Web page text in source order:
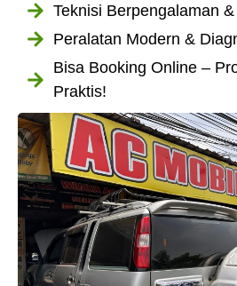
Teknisi Berpengalaman
Peralatan Modern &
Bisa Booking Online –
Praktis!